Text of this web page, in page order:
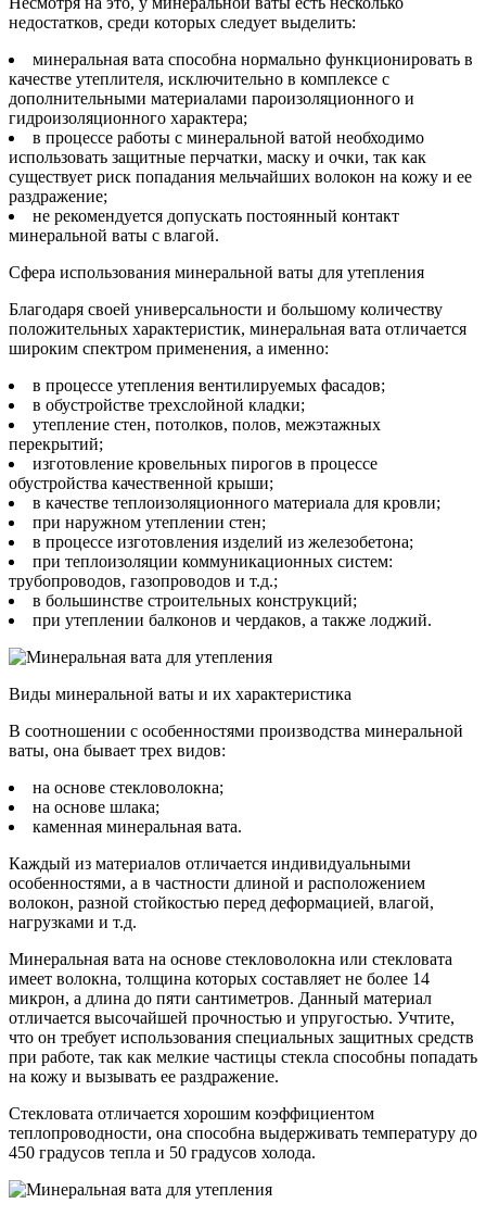
недостатков, среди которых следует выделить:
минеральная вата способна нормально функционировать в
качестве утеплителя, исключительно в комплексе с
дополнительными материалами пароизоляционного и
гидроизоляционного характера;
в процессе работы с минеральной ватой необходимо
использовать защитные перчатки, маску и очки, так как
существует риск попадания мельчайших волокон на кожу и ее
раздражение;
не рекомендуется допускать постоянный контакт
минеральной ваты с влагой.
Сфера использования минеральной ваты для утепления
Благодаря своей универсальности и большому количеству
положительных характеристик, минеральная вата отличается
широким спектром применения, а именно:
в процессе утепления вентилируемых фасадов;
в обустройстве трехслойной кладки;
утепление стен, потолков, полов, межэтажных
перекрытий;
изготовление кровельных пирогов в процессе
обустройства качественной крыши;
в качестве теплоизоляционного материала для кровли;
при наружном утеплении стен;
в процессе изготовления изделий из железобетона;
при теплоизоляции коммуникационных систем:
трубопроводов, газопроводов и т.д.;
в большинстве строительных конструкций;
при утеплении балконов и чердаков, а также лоджий.
Виды минеральной ваты и их характеристика
В соотношении с особенностями производства минеральной
ваты, она бывает трех видов:
на основе стекловолокна;
на основе шлака;
каменная минеральная вата.
Каждый из материалов отличается индивидуальными
особенностями, а в частности длиной и расположением
волокон, разной стойкостью перед деформацией, влагой,
нагрузками и т.д.
Минеральная вата на основе стекловолокна или стекловата
имеет волокна, толщина которых составляет не более 14
микрон, а длина до пяти сантиметров. Данный материал
отличается высочайшей прочностью и упругостью. Учтите,
что он требует использования специальных защитных средств
при работе, так как мелкие частицы стекла способны попадать
на кожу и вызывать ее раздражение.
Стекловата отличается хорошим коэффициентом
теплопроводности, она способна выдерживать температуру до
450 градусов тепла и 50 градусов холода.